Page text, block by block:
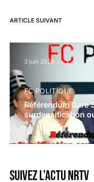
ARTICLE SUIVANT
3 juin 2026
FC POLITIQUE
Référendum Gare
surdensification
?
Suivez l’actu NRTV